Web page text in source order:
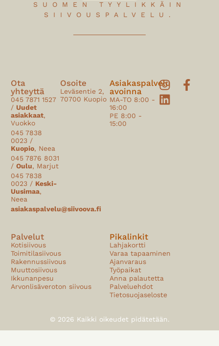
SUOMEN TYYLIKKÄIN
SIIVOUSPALVELU.
Ota
yhteyttä
045 7871 1527
/ Uudet
asiakkaat,
Vuokko
045 7838
0023 /
Kuopio, Neea
045 7876 8031
/Oulu, Marjut
045 7838
0023 / Keski-
Uusimaa,
Neea
asiakaspalvelu@siivoova.fi
Osoite
Leväsentie 2,
70700 Kuopio
Asiakaspalvelu
avoinna
MA-TO 8:00 -
16:00
PE 8:00 -
15:00
Palvelut
Kotisiivous
Toimitilasiivous
Rakennussiivous
Muuttosiivous
Ikkunanpesu
Arvonlisäveroton siivous
Pikalinkit
Lahjakortti
Varaa tapaaminen
Ajanvaraus
Työpaikat
Anna palautetta
Palveluehdot
Tietosuojaseloste
© 2026 Kaikki oikeudet pidätetään.